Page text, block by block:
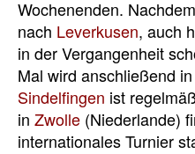
Wochenenden.
nach Leverkusen, auch
in der Vergangenheit
Mal wird anschließend in
Sindelfingen ist
in Zwolle (Niederlande)
internationales Turnier